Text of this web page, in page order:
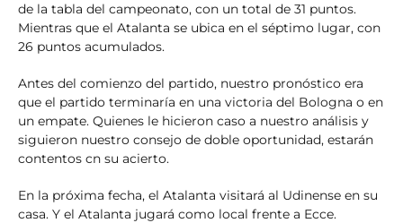
de la tabla del campeonato, con un total de 31 puntos.
Mientras que el Atalanta se ubica en el séptimo lugar, con
26 puntos acumulados.
Antes del comienzo del partido, nuestro pronóstico era
que el partido terminaría en una victoria del Bologna o en
un empate. Quienes le hicieron caso a nuestro análisis y
siguieron nuestro consejo de doble oportunidad, estarán
contentos cn su acierto.
En la próxima fecha, el Atalanta visitará al Udinense en su
casa. Y el Atalanta jugará como local frente a Ecce.